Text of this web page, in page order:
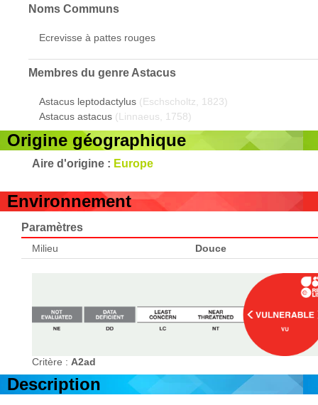
Noms Communs
Ecrevisse à pattes rouges
Membres du genre Astacus
Astacus leptodactylus (Eschscholtz, 1823)
Astacus astacus (Linnaeus, 1758)
Origine géographique
Aire d'origine : Europe
Environnement
Paramètres
Milieu Douce
Critère : A2ad
Description